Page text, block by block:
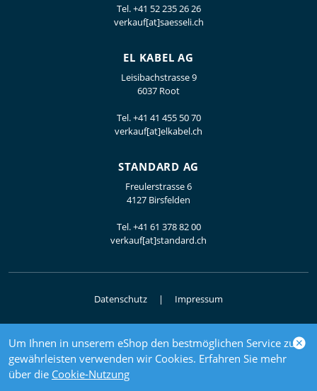
Um Ihnen in unserem eShop den bestmöglichen Service zu
gewährleisten verwenden wir Cookies. Erfahren Sie mehr
über die Cookie-Nutzung
Tel.+41 52 235 26 26
verkauf[at]saesseli.ch
EL KABEL AG
Leisibachstrasse 9
6037 Root
Tel.+41 41 455 50 70
verkauf[at]elkabel.ch
STANDARD AG
Freulerstrasse 6
4127 Birsfelden
Tel.+41 61 378 82 00
verkauf[at]standard.ch
Datenschutz Impressum
© 2026 Elektrogrosshandel
powered by polynorm